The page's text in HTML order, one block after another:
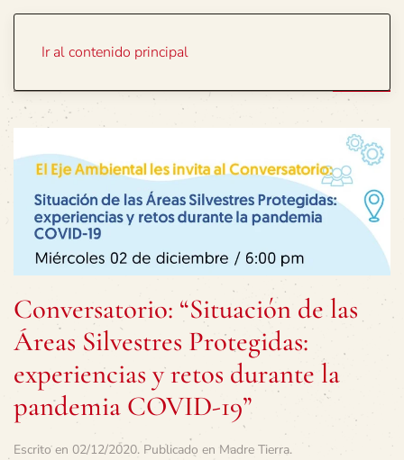
Ir al contenido principal
Conversatorio: “Situación de las
Áreas Silvestres Protegidas:
experiencias y retos durante la
pandemia COVID-19”
Escrito en 02/12/2020. Publicado en Madre Tierra.